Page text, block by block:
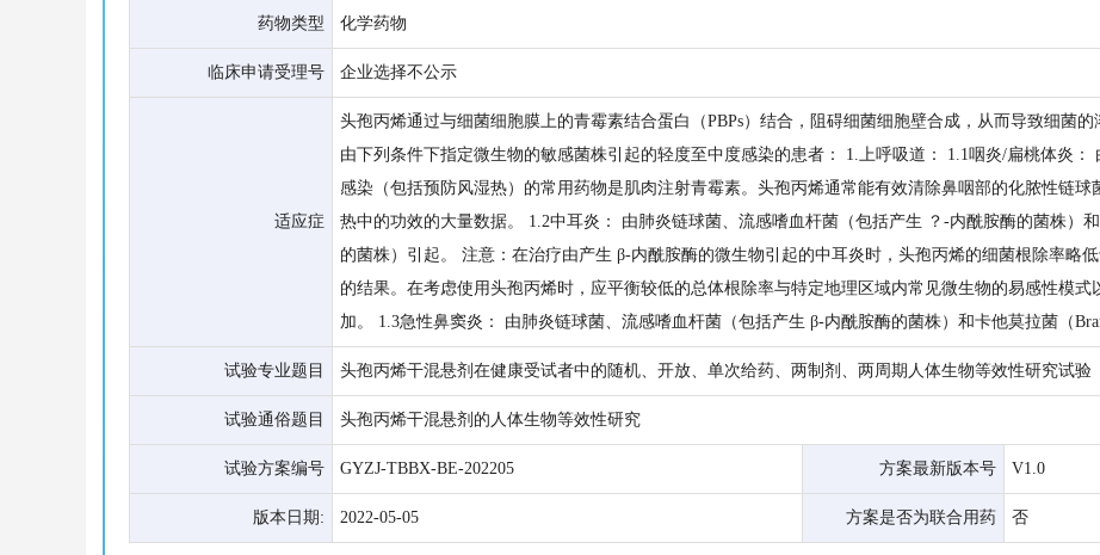
药物类型 化学药物
临床申请受理号 企业选择不公示
适应症
头孢丙烯通过与细菌细胞膜上的青霉素结合蛋白（PBPs）结合，阻碍细菌细胞壁合成，从而导致细菌
由下列条件下指定微生物的敏感菌株引起的轻度至中度感染的患者： 1.上呼吸道： 1.1咽炎/扁桃体炎
感染（包括预防风湿热）的常用药物是肌肉注射青霉素。头孢丙烯通常能有效清除鼻咽部的化脓性链
热中的功效的大量数据。 1.2中耳炎： 由肺炎链球菌、流感嗜血杆菌（包括产生 ？-内酰胺酶的菌株）
的菌株）引起。 注意：在治疗由产生 β-内酰胺酶的微生物引起的中耳炎时，头孢丙烯的细菌根除率略
的结果。在考虑使用头孢丙烯时，应平衡较低的总体根除率与特定地理区域内常见微生物的易感性模
加。 1.3急性鼻窦炎： 由肺炎链球菌、流感嗜血杆菌（包括产生 β-内酰胺酶的菌株）和卡他莫拉菌（
试验专业题目 头孢丙烯干混悬剂在健康受试者中的随机、开放、单次给药、两制剂、两周期人体生物等效性研究试验
试验通俗题目 头孢丙烯干混悬剂的人体生物等效性研究
试验方案编号 GYZJ-TBBX-BE-202205 方案最新版本号 V1.0
版本日期: 2022-05-05 方案是否为联合用药 否